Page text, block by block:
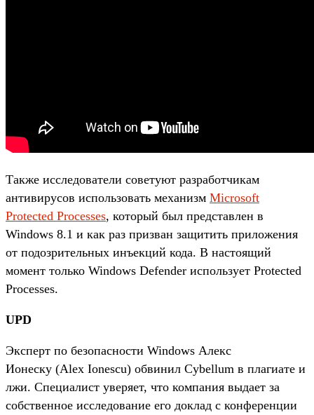
Также исследователи советуют разработчикам
антивирусов использовать механизм Microsoft
Protected Processes, который был представлен в
Windows 8.1 и как раз призван защитить приложения
от подозрительных инъекций кода. В настоящий
момент только Windows Defender использует Protected
Processes.
UPD
Эксперт по безопасности Windows Алекс
Ионеску (Alex Ionescu) обвинил Cybellum в плагиате и
лжи. Специалист уверяет, что компания выдает за
собственное исследование его доклад с конференции